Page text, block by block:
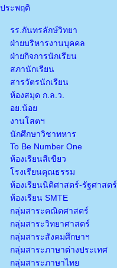
ประพฤติ
รร.กันทรลักษ์วิทยา
ฝ่ายบริหารงานบุคคล
ฝ่ายกิจการนักเรียน
สภานักเรียน
สารวัตรนักเรียน
ห้องสมุด ก.ล.ว.
อย.น้อย
งานโสตฯ
นักศึกษาวิชาทหาร
To Be Number One
ห้องเรียนสีเขียว
โรงเรียนคุณธรรม
ห้องเรียนนิติศาสตร์-รัฐศาสตร์
ห้องเรียน SMTE
กลุ่มสาระคณิตศาสตร์
กลุ่มสาระวิทยาศาสตร์
กลุ่มสาระสังคมศึกษาฯ
กลุ่มสาระภาษาต่างประเทศ
กลุ่มสาระภาษาไทย